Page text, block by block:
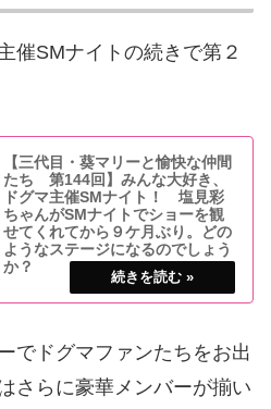
催SMナイトの続きで第２
【三代目・葵マリーと愉快な仲間
たち 第144回】みんな大好き、
ドグマ主催SMナイト！ 塩見彩
ちゃんがSMナイトでショーを観
せてくれてから９ケ月ぶり。どの
ようなステージになるのでしょう
か？
みんな大好き、ドグマ主催SMナイトが開
催されました。思い起こせば昨年の12月に
くれてから９ケ月ぶり。どのようなステー
ジになるのでしょうか？■マリーさんの今
までの連載
でドグマファンたちをお出
さらに豪華メンバーが揃い